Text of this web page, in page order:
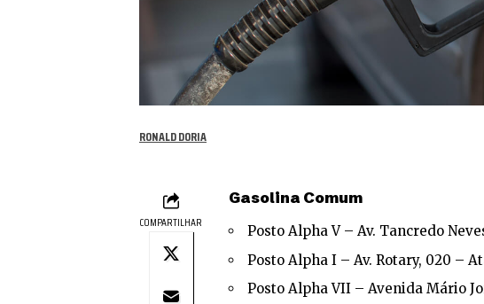
RONALD DORIA
COMPARTILHAR
Gasolina Comum
Posto Alpha V – Av. Tancredo
Posto Alpha I – Av. Rotary, 020 –
Posto Alpha VII – Avenida Mário